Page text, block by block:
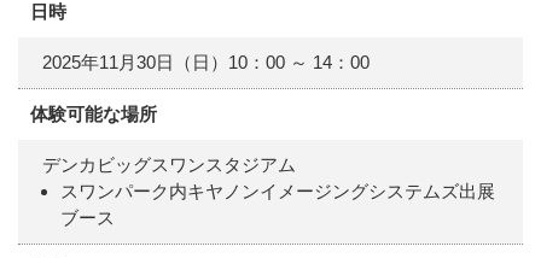
日時
2025年11月30日（日）10：00 ～ 14：00
体験可能な場所
デンカビッグスワンスタジアム
スワンパーク内キヤノンイメージングシステムズ出展
ブース